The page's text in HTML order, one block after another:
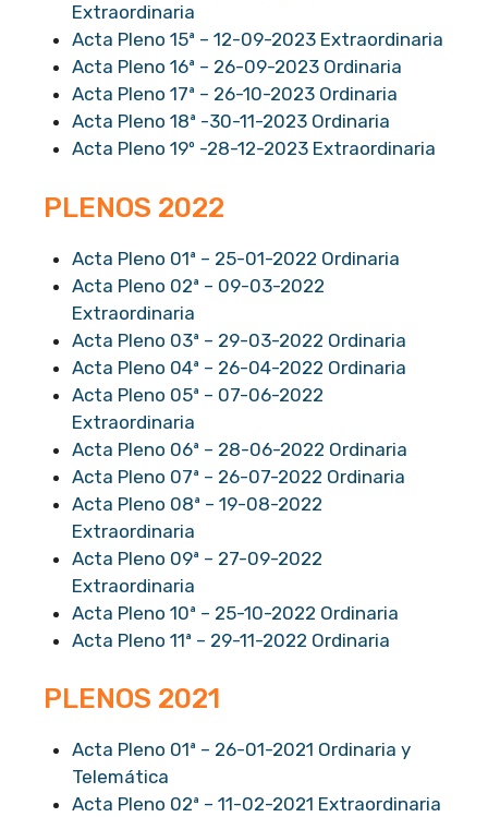
Extraordinaria
Acta Pleno 15ª – 12-09-2023 Extraordinaria
Acta Pleno 16ª – 26-09-2023 Ordinaria
Acta Pleno 17ª – 26-10-2023 Ordinaria
Acta Pleno 18ª -30-11-2023 Ordinaria
Acta Pleno 19º -28-12-2023 Extraordinaria
PLENOS 2022
Acta Pleno 01ª – 25-01-2022 Ordinaria
Acta Pleno 02ª – 09-03-2022
Extraordinaria
Acta Pleno 03ª – 29-03-2022 Ordinaria
Acta Pleno 04ª – 26-04-2022 Ordinaria
Acta Pleno 05ª – 07-06-2022
Extraordinaria
Acta Pleno 06ª – 28-06-2022 Ordinaria
Acta Pleno 07ª – 26-07-2022 Ordinaria
Acta Pleno 08ª – 19-08-2022
Extraordinaria
Acta Pleno 09ª – 27-09-2022
Extraordinaria
Acta Pleno 10ª – 25-10-2022 Ordinaria
Acta Pleno 11ª – 29-11-2022 Ordinaria
PLENOS 2021
Acta Pleno 01ª – 26-01-2021 Ordinaria y
Telemática
Acta Pleno 02ª – 11-02-2021 Extraordinaria